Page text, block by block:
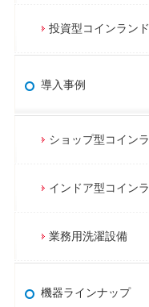
投資型コインラン
導入事例
ショップ型コイン
インドア型コイン
業務用洗濯設備
機器ラインナップ